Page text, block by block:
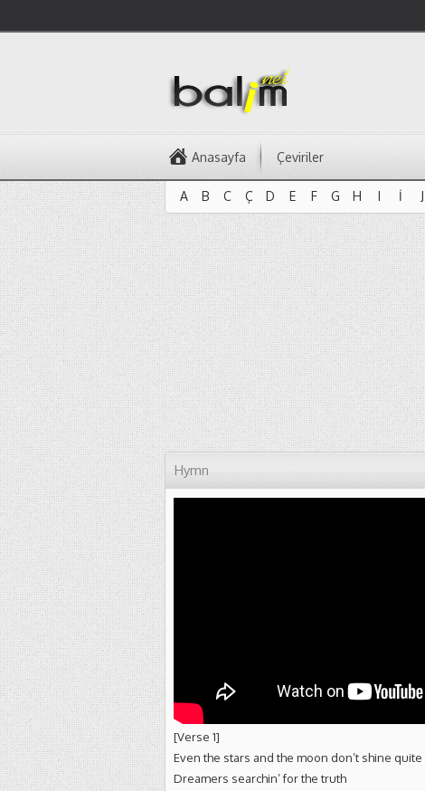
Anasayfa Çeviriler
A B C Ç D E F G H I İ J
A
B C Ç D E F G H I İ J
Hymn
[Verse 1]
Even the stars and the moon don’t shine
Dreamers searchin’ for the truth